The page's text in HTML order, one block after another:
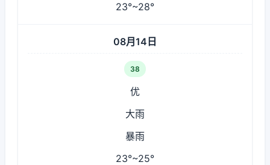
23°~28°
08月14日
38
优
大雨
暴雨
23°~25°